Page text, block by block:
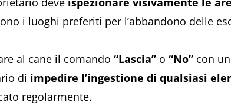
i luoghi preferiti per l’abbandono delle
al cane il comando “Lascia” o “No” con
di impedire l’ingestione di qualsiasi
regolarmente.